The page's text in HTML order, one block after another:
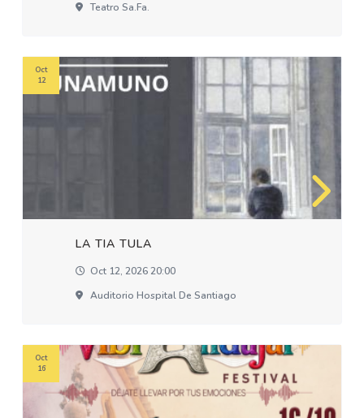
Teatro Sa.fa.
LA TIA TULA
Oct 12, 2026 20:00
Auditorio Hospital De Santiago
Oct
12
Oct
16